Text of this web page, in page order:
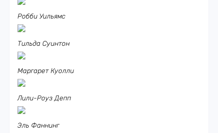
Робби Уильямс
Тильда Суинтон
Маргарет Куолли
Лили-Роуз Депп
Эль Фаннинг